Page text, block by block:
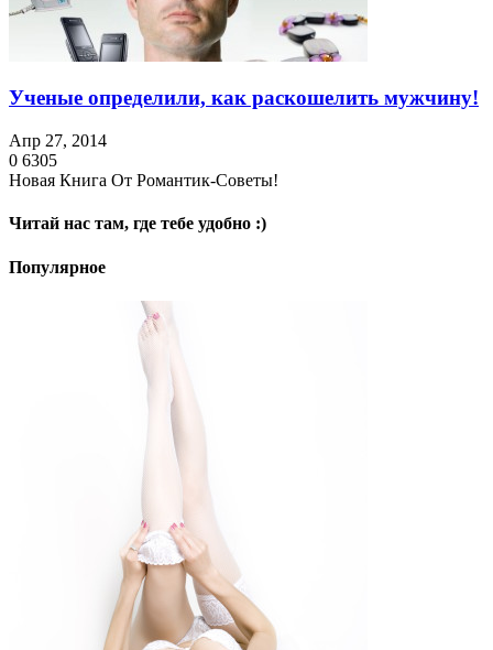
Ученые определили, как раскошелить мужчину!
Апр 27, 2014
0 6305
Новая Книга От Романтик-Советы!
Читай нас там, где тебе удобно :)
Популярное